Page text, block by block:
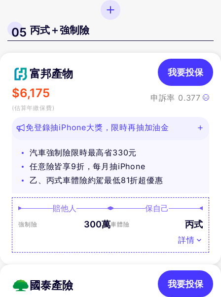
05 丙式＋強制險
富邦產物
$6,175
(估算年繳保費)
申訴率 0.377
我要投保
免登錄抽iPhone大獎，限時再抽加油金
汽車強制險限時最高省330元
任意險皆享9折，每月抽iPhone
乙、丙式車體險約駕最低81折超優惠
賠他人
強制險 300萬
保自己
車體險 丙式
詳情
國泰產險 我要投保